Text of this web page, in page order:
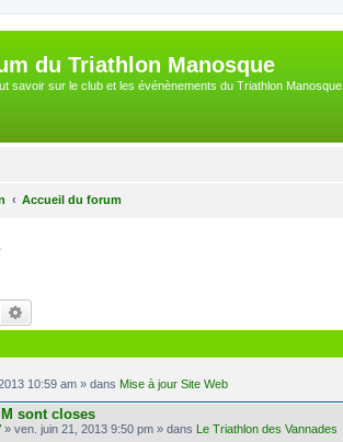
du Triathlon Manosque
savoir sur le club et les événènements du Triathlon Manosque
Accueil du forum
Rechercher
10:59 am » dans Mise à jour Site Web
sont closes
» ven. juin 21, 2013 9:50 pm » dans Le Triathlon des Vannades